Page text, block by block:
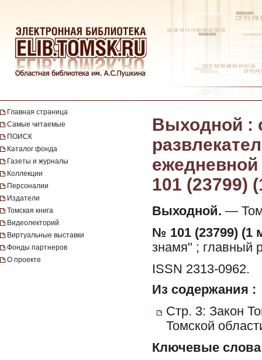
Главная страница
Самые читаемые
ПОИСК
Каталог фонда
Газеты и журналы
Коллекции
Персоналии
Издатели
Томская книга
Видеолекторий
Виртуальные выставки
Фонды партнеров
О проекте
Выходной :
101 (23799)
Выходной. —
№ 101 (23799) (1
знамя" ; главный
ISSN 2313-0962.
Из содержания :
Стр. 3: Закон
Томской
Ключевые слова